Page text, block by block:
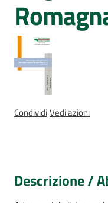
Assemblea
legislativa
Assemblea
Per i media
CondividiVedi azioni
Descrizione /